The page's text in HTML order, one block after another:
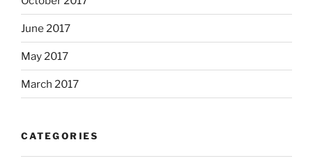
June 2017
May 2017
March 2017
CATEGORIES